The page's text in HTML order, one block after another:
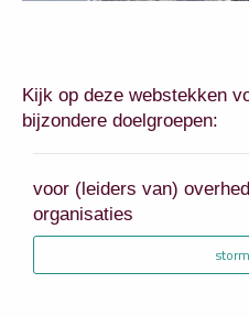
Kijk op deze webstekken
bijzondere doelgroepen:
voor (leiders van)
organisaties